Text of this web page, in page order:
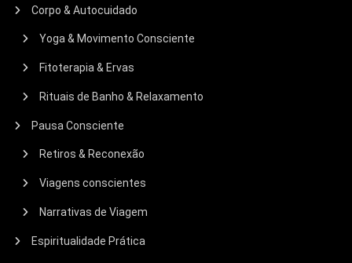
Corpo & Autocuidado
Yoga & Movimento Consciente
Fitoterapia & Ervas
Rituais de Banho & Relaxamento
Pausa Consciente
Retiros & Reconexão
Viagens conscientes
Narrativas de Viagem
Espiritualidade Prática